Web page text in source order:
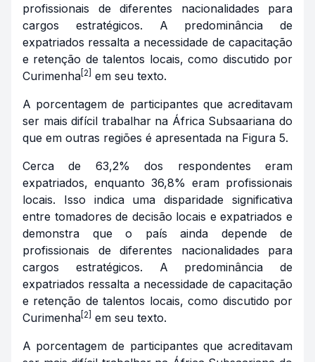
profissionais de diferentes nacionalidades para
cargos estratégicos. A predominância de
expatriados ressalta a necessidade de capacitação
e retenção de talentos locais, como discutido por
Curimenha[2] em seu texto.
A porcentagem de participantes que acreditavam
ser mais difícil trabalhar na África Subsaariana do
que em outras regiões é apresentada na Figura 5.
Cerca de 63,2% dos respondentes eram
expatriados, enquanto 36,8% eram profissionais
locais. Isso indica uma disparidade significativa
entre tomadores de decisão locais e expatriados e
demonstra que o país ainda depende de
profissionais de diferentes nacionalidades para
cargos estratégicos. A predominância de
expatriados ressalta a necessidade de capacitação
e retenção de talentos locais, como discutido por
Curimenha[2] em seu texto.
A porcentagem de participantes que acreditavam